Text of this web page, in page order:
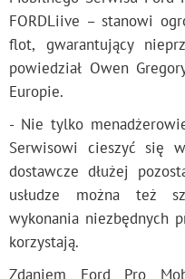
FORDLiive – stanowi
flot, gwarantujący
powiedział Owen
Europie.
- Nie tylko
Serwisowi cieszyć się
dostawcze dłużej
usłudze można też
wykonania niezbędnych
korzystają.
Zdaniem Ford Pro